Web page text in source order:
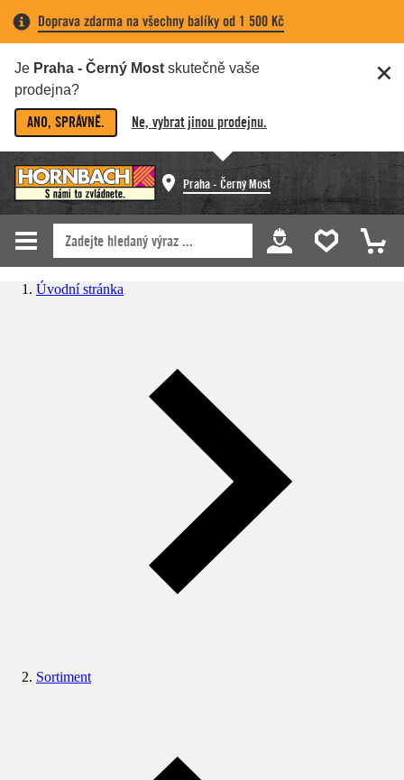
Doprava zdarma na všechny balíky od 1 500 Kč
Je Praha - Černý Most skutečně vaše
prodejna?
ANO, SPRÁVNĚ. Ne, vybrat jinou prodejnu.
Praha - Černý Most
Úvodní stránka
Sortiment